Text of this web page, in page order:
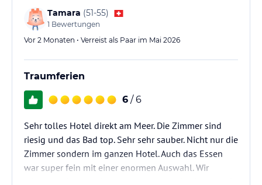
Tamara (51-55)
1 Bewertungen
Vor 2 Monaten • Verreist als Paar im Mai 2026
Traumferien
6 / 6
Sehr tolles Hotel direkt am Meer. Die Zimmer sind
riesig und das Bad top. Sehr sehr sauber. Nicht nur die
Zimmer sondern im ganzen Hotel. Auch das Essen
war super fein mit einer enormen Auswahl. Wir